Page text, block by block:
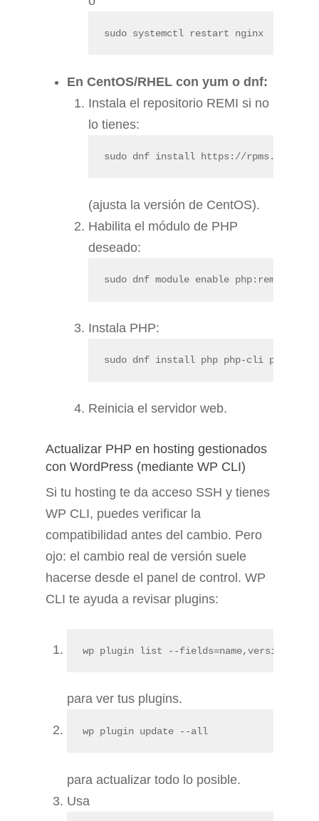
sudo systemctl restart nginx
En CentOS/RHEL con yum o dnf:
Instala el repositorio REMI si no
lo tienes:
sudo dnf install https://
(ajusta la versión de CentOS).
Habilita el módulo de PHP
deseado:
sudo dnf module enable php:remi-8.3
Instala PHP:
sudo dnf install php php-cli php-
Reinicia el servidor web.
Actualizar PHP en hosting gestionados
con WordPress (mediante WP CLI)
Si tu hosting te da acceso SSH y tienes
WP CLI, puedes verificar la
compatibilidad antes del cambio. Pero
ojo: el cambio real de versión suele
hacerse desde el panel de control. WP
CLI te ayuda a revisar plugins:
wp plugin list --
para ver tus plugins.
wp plugin update --all
para actualizar todo lo posible.
Usa